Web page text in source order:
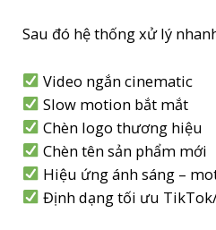
Sau đó hệ thống xử lý
Video ngắn cinematic
Slow motion bắt mắt
Chèn logo thương hiệu
Chèn tên sản phẩm mới
Hiệu ứng ánh sáng –
Định dạng tối ưu